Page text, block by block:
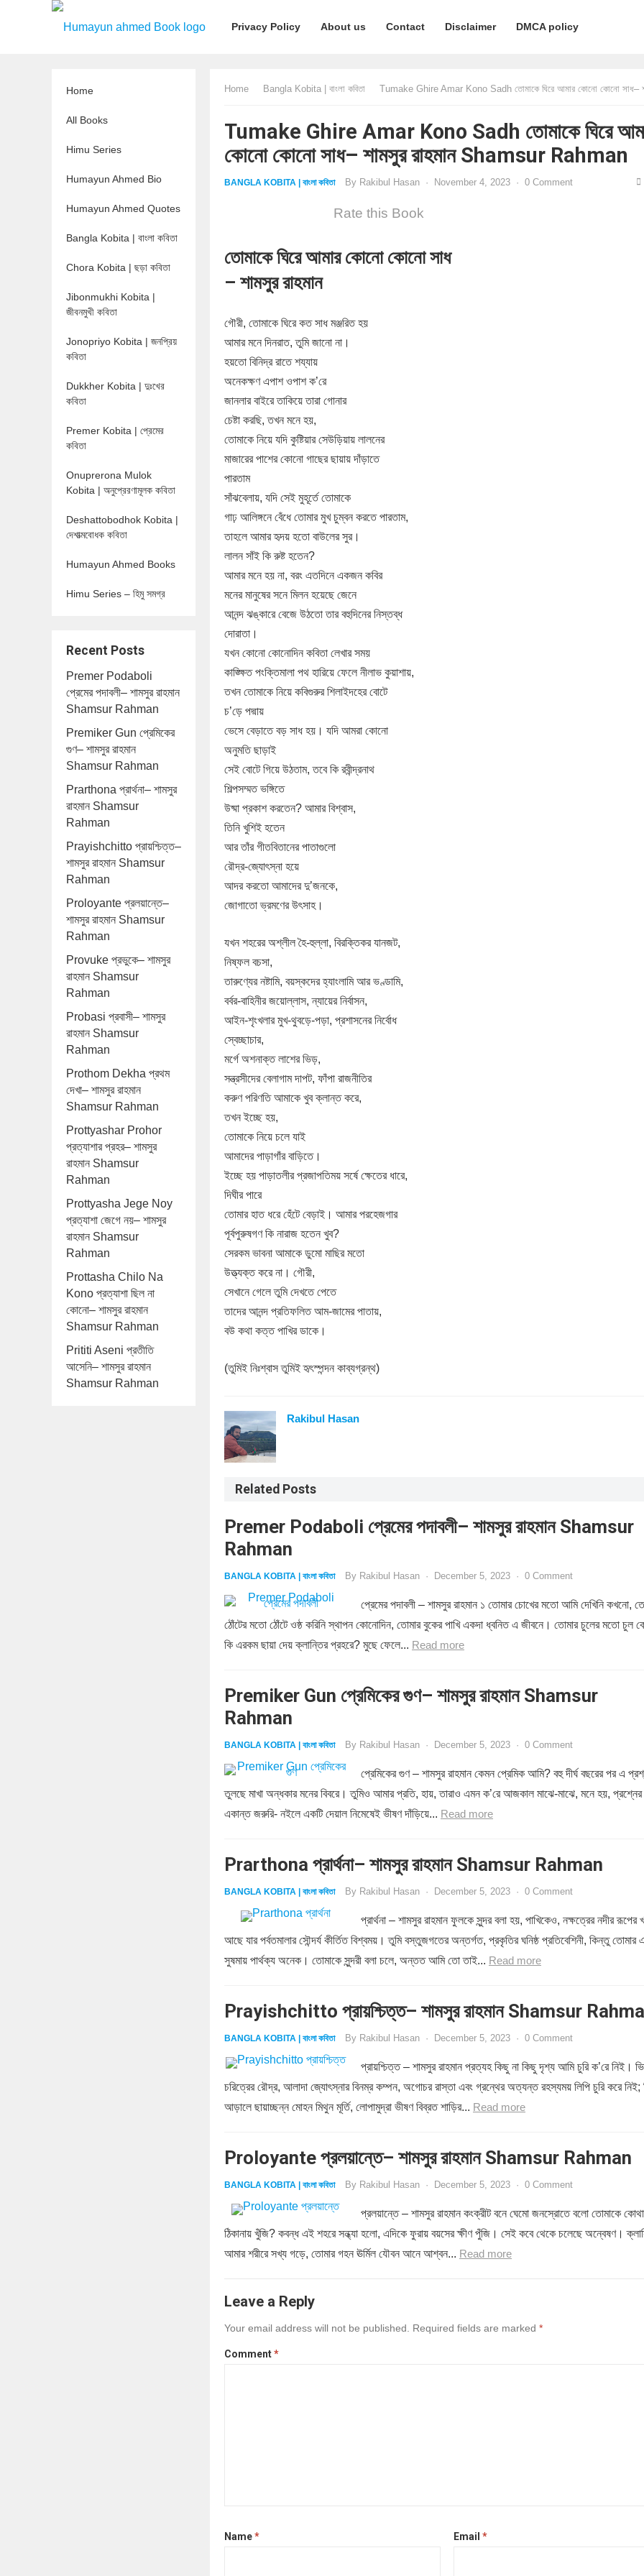
Privacy Policy About us Contact Disclaimer DMCA policy
Home
All Books
Himu Series
Humayun Ahmed Bio
Humayun Ahmed Quotes
Bangla Kobita | বাংলা কবিতা
Chora Kobita | ছড়া কবিতা
Jibonmukhi Kobita |
জীবনমুখী কবিতা
Jonopriyo Kobita | জনপ্রিয়
কবিতা
Dukkher Kobita | দুঃখের
কবিতা
Premer Kobita | প্রেমের
কবিতা
Onuprerona Mulok
Kobita | অনুপ্রেরণামূলক কবিতা
Deshattobodhok Kobita |
দেশাত্মবোধক কবিতা
Humayun Ahmed Books
Himu Series – হিমু সমগ্র
Recent Posts
Premer Podaboli
প্রেমের পদাবলী– শামসুর রাহমান
Shamsur Rahman
Premiker Gun প্রেমিকের
গুণ– শামসুর রাহমান
Shamsur Rahman
Prarthona প্রার্থনা– শামসুর
রাহমান Shamsur
Rahman
Prayishchitto প্রায়শ্চিত্ত–
শামসুর রাহমান Shamsur
Rahman
Proloyante প্রলয়ান্তে–
শামসুর রাহমান Shamsur
Rahman
Provuke প্রভুকে– শামসুর
রাহমান Shamsur
Rahman
Probasi প্রবাসী– শামসুর
রাহমান Shamsur
Rahman
Prothom Dekha প্রথম
দেখা– শামসুর রাহমান
Shamsur Rahman
Prottyashar Prohor
প্রত্যাশার প্রহর– শামসুর
রাহমান Shamsur
Rahman
Prottyasha Jege Noy
প্রত্যাশা জেগে নয়– শামসুর
রাহমান Shamsur
Rahman
Prottasha Chilo Na
Kono প্রত্যাশা ছিল না
কোনো– শামসুর রাহমান
Shamsur Rahman
Prititi Aseni প্রতীতি
আসেনি– শামসুর রাহমান
Shamsur Rahman
Home Bangla Kobita | বাংলা কবিতা Tumake Ghire Amar Kono Sadh তোমাকে ঘিরে আমার কোনো কোনো সাধ– শামসুর রাহমান Shamsur
Tumake Ghire Amar Kono Sadh তোমাকে ঘিরে
কোনো কোনো সাধ– শামসুর রাহমান Shamsur Rahman
BANGLA KOBITA | বাংলা কবিতা By Rakibul Hasan · November 4, 2023 · 0 Comment
Rate this Book
তোমাকে ঘিরে আমার কোনো কোনো সাধ
– শামসুর রাহমান
গৌরী, তোমাকে ঘিরে কত সাধ মঞ্জরিত হয়
আমার মনে দিনরাত, তুমি জানো না।
হয়তো বিনিদ্র রাতে শয্যায়
অনেকক্ষণ এপাশ ওপাশ ক’রে
জানলার বাইরে তাকিয়ে তারা গোনার
চেষ্টা করছি, তখন মনে হয়,
তোমাকে নিয়ে যদি কুষ্টিয়ার সেউড়িয়ায় লালনের
মাজারের পাশের কোনো গাছের ছায়ায় দাঁড়াতে
পারতাম
সাঁঝবেলায়, যদি সেই মুহূর্তে তোমাকে
গাঢ় আলিঙ্গনে বেঁধে তোমার মুখ চুম্বন করতে পারতাম,
তাহলে আমার হৃদয় হতো বাউলের সুর।
লালন সাঁই কি রুষ্ট হতেন?
আমার মনে হয় না, বরং এতদিনে একজন কবির
মনের মানুষের সনে মিলন হয়েছে জেনে
আনন্দ ঝঙ্কারে বেজে উঠতো তার বহুদিনের নিস্তব্ধ
দোরাতা।
যখন কোনো কোনোদিন কবিতা লেখার সময়
কাঙ্ক্ষিত পংক্তিমালা পথ হারিয়ে ফেলে নীলাভ কুয়াশায়,
তখন তোমাকে নিয়ে কবিগুরুর শিলাইদহের বোটে
চ’ড়ে পদ্মায়
ভেসে বেড়াতে বড় সাধ হয়। যদি আমরা কোনো
অনুমতি ছাড়াই
সেই বোটে গিয়ে উঠতাম, তবে কি রবীন্দ্রনাথ
শিল্পসম্মত ভঙ্গিতে
উষ্মা প্রকাশ করতেন? আমার বিশ্বাস,
তিনি খুশিই হতেন
আর তাঁর গীতবিতানের পাতাগুলো
রৌদ্র-জ্যোৎস্না হয়ে
আদর করতো আমাদের দু’জনকে,
জোগাতো ভ্রমণের উৎসাহ।
যখন শহরের অশ্লীল হৈ-হুল্লা, বিরক্তিকর যানজট,
নিষ্ফল বচসা,
তারুণ্যের নষ্টামি, বয়স্কদের হ্যাংলামি আর ভণ্ডামি,
বর্বর-বাহিনীর জয়োল্লাস, ন্যায়ের নির্বাসন,
আইন-শৃংখলার মুখ-থুবড়ে-পড়া, প্রশাসনের নির্বোধ
স্বেচ্ছাচার,
মর্গে অশনাক্ত লাশের ভিড়,
সন্ত্রসীদের বেলাগাম দাপট, ফাঁপা রাজনীতির
করুণ পরিণতি আমাকে খুব ক্লান্ত করে,
তখন ইচ্ছে হয়,
তোমাকে নিয়ে চলে যাই
আমাদের পাড়াগাঁর বাড়িতে।
ইচ্ছে হয় পাড়াতলীর প্রজাপতিময় সর্ষে ক্ষেতের ধারে,
দিঘীর পারে
তোমার হাত ধরে হেঁটে বেড়াই। আমার পরহেজগার
পূর্বপুরুষগণ কি নারাজ হতেন খুব?
সেরকম ভাবনা আমাকে ডুমো মাছির মতো
উত্ত্যক্ত করে না। গৌরী,
সেখানে গেলে তুমি দেখতে পেতে
তাদের আনন্দ প্রতিফলিত আম-জামের পাতায়,
বউ কথা কত্ত পাখির ডাকে।
(তুমিই নিঃশ্বাস তুমিই হৃৎস্পন্দন কাব্যগ্রন্থ)
Rakibul Hasan
Related Posts
Premer Podaboli প্রেমের পদাবলী– শামসুর রাহমান Shamsur
Rahman
BANGLA KOBITA | বাংলা কবিতা By Rakibul Hasan · December 5, 2023 · 0 Comment
প্রেমের পদাবলী – শামসুর রাহমান ১ তোমার চোখের মতো আমি দেখিনি কখনো,
ঠোঁটের মতো ঠোঁটে ওষ্ঠ করিনি স্থাপন কোনোদিন, তোমার বুকের পাখি একদা ধ্বনিত এ জীবনে। তোমার চুলের মতো চুল
কি এরকম ছায়া দেয় ক্লান্তির প্রহরে? মুছে ফেলে... Read more
Premiker Gun প্রেমিকের গুণ– শামসুর রাহমান Shamsur
Rahman
BANGLA KOBITA | বাংলা কবিতা By Rakibul Hasan · December 5, 2023 · 0 Comment
প্রেমিকের গুণ – শামসুর রাহমান কেমন প্রেমিক আমি? বহু দীর্ঘ বছরের পর এ
তুলছে মাখা অন্ধকার মনের বিবরে। তুমিও আমার প্রতি, হায়, তারাও এমন ক’রে আজকাল মাঝে-মাঝে, মনে হয়,
একান্ত জরুরি- নইলে একটি দেয়াল নিমেষেই ভীষণ দাঁড়িয়ে... Read more
Prarthona প্রার্থনা– শামসুর রাহমান Shamsur Rahman
BANGLA KOBITA | বাংলা কবিতা By Rakibul Hasan · December 5, 2023 · 0 Comment
প্রার্থনা – শামসুর রাহমান ফুলকে সুন্দর বলা হয়, পাখিকেও, নক্ষত্রের নদীর রূপের
আছে যার পর্বতমালার সৌন্দর্য কীর্তিত বিশ্বময়। তুমি বস্তুজগতের অন্তর্গত, প্রকৃতির ঘনিষ্ঠ প্রতিবেশিনী, কিন্তু তোমার
সুষমায় পার্থক্য অনেক। তোমাকে সুন্দরী বলা চলে, অন্তত আমি তো তাই... Read more
Prayishchitto প্রায়শ্চিত্ত– শামসুর রাহমান Shamsur
BANGLA KOBITA | বাংলা কবিতা By Rakibul Hasan · December 5, 2023 · 0 Comment
প্রায়শ্চিত্ত – শামসুর রাহমান প্রত্যহ কিছু না কিছু দৃশ্য আমি চুরি ক’রে নিই।
চরিত্রের রৌদ্র, আলাদা জ্যোৎস্নার বিনম্র কম্পন, অগোচর রাস্তা এবং গ্রন্থের অত্যন্ত রহস্যময় লিপি চুরি করে নিই;
আড়ালে ছায়াচ্ছন্ন মোহন মিথুন মূর্তি, লোপামুদ্রা ভীষণ বিব্রত শাড়ির... Read more
Proloyante প্রলয়ান্তে– শামসুর রাহমান Shamsur Rahman
BANGLA KOBITA | বাংলা কবিতা By Rakibul Hasan · December 5, 2023 · 0 Comment
প্রলয়ান্তে – শামসুর রাহমান কংক্রীট বনে ঘেমো জনস্রোতে বলো তোমাকে
ঠিকানায় খুঁজি? কবন্ধ এই শহরে সন্ধ্যা হলো, এদিকে ফুরায় বয়সের ক্ষীণ পুঁজি। সেই কবে থেকে চলেছে অন্বেষণ।
আমার শরীরে সখ্য গড়ে, তোমার গহন ঊর্মিল যৌবন আনে আশ্বন... Read more
Leave a Reply
Your email address will not be published. Required fields are marked *
Comment*
Name* Email*